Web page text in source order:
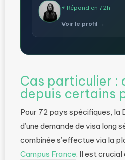
⚡ Répond en 72h
Voir le profil →
Cas particulier :
depuis certains
Pour 72 pays spécifiques, la
d’une demande de visa long
combinée s’effectue via la
Campus France. Il est